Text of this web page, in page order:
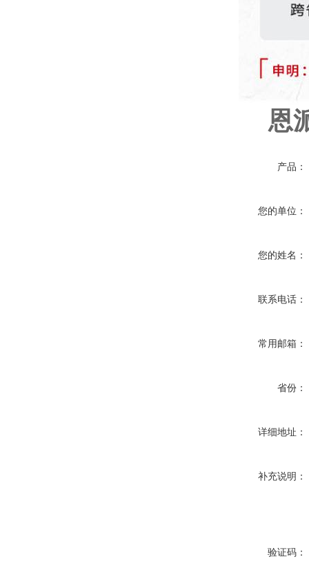
恩
产品：
您的单位：
您的姓名：
联系电话：
常用邮箱：
省份：
详细地址：
补充说明：
验证码：